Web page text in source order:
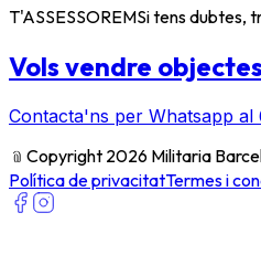
T'ASSESSOREMSi tens dubtes,
Vols vendre
Contacta'ns per Whatsapp al
﹫ Copyright 2026 Militaria
Política de privacitatTermes i